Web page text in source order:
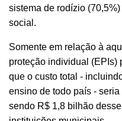
sistema de rodízio
social.
Somente em relação à
proteção individual (EPIs)
que o custo total -
ensino de todo país -
sendo R$ 1,8 bilhão